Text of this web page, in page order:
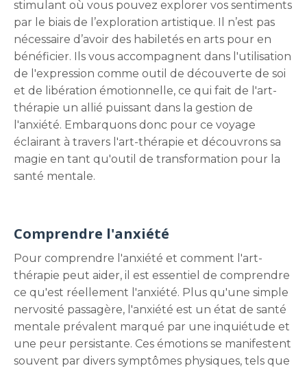
stimulant où vous pouvez explorer vos sentiments
par le biais de l’exploration artistique. Il n’est pas
nécessaire d’avoir des habiletés en arts pour en
bénéficier. Ils vous accompagnent dans l'utilisation
de l'expression comme outil de découverte de soi
et de libération émotionnelle, ce qui fait de l'art-
thérapie un allié puissant dans la gestion de
l'anxiété. Embarquons donc pour ce voyage
éclairant à travers l'art-thérapie et découvrons sa
magie en tant qu'outil de transformation pour la
santé mentale.
Comprendre l'anxiété
Pour comprendre l'anxiété et comment l'art-
thérapie peut aider, il est essentiel de comprendre
ce qu'est réellement l'anxiété. Plus qu'une simple
nervosité passagère, l'anxiété est un état de santé
mentale prévalent marqué par une inquiétude et
une peur persistante. Ces émotions se manifestent
souvent par divers symptômes physiques, tels que